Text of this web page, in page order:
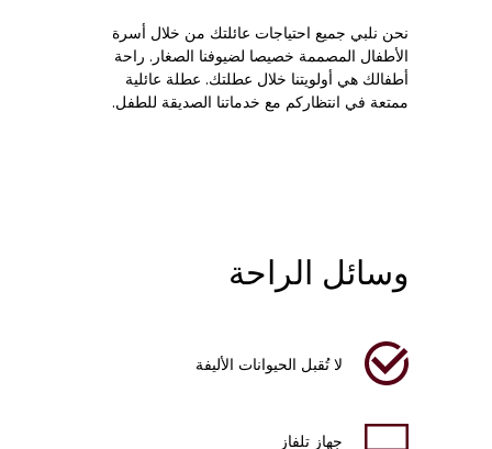
نحن نلبي جميع احتياجات عائلتك من خلال أسرة
الأطفال المصممة خصيصا لضيوفنا الصغار. راحة
أطفالك هي أولويتنا خلال عطلتك. عطلة عائلية
ممتعة في انتظاركم مع خدماتنا الصديقة للطفل.
وسائل الراحة
لا تُقبل الحيوانات الأليفة
جهاز تلفاز